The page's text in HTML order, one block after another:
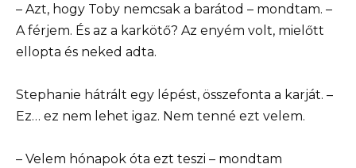
– Azt, hogy Toby nemcsak a barátod – mondtam. –
A férjem. És az a karkötő? Az enyém volt, mielőtt
ellopta és neked adta.
Stephanie hátrált egy lépést, összefonta a karját. –
Ez… ez nem lehet igaz. Nem tenné ezt velem.
– Velem hónapok óta ezt teszi – mondtam